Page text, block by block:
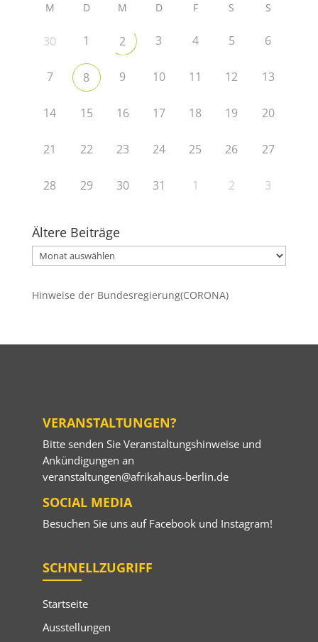
M D M D F S S
30 1 2 3 4 5 6
7 8 9 10 11 12 13
14 15 16 17 18 19 20
21 22 23 24 25 26 27
28 29 30 31 1 2 3
Ältere Beiträge
Ältere
Beiträge
Hinweise der Bundesregierung(CORONA)
VERANSTALTUNGEN?
Bitte senden Sie Veranstaltungshinweise und
Ankündigungen an
veranstaltungen@afrikahaus-berlin.de
SOCIAL MEDIA
Besuchen Sie uns auf Facebookund Instagram!
SCHNELLZUGRIFF
Startseite
Ausstellungen